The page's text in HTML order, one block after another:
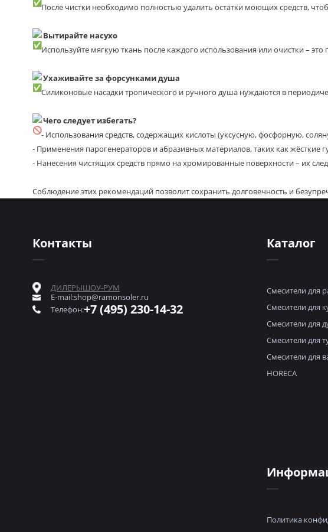
После чистки необходимо полностью удалить остатки моющих средств,
Вытирайте насухо
Используйте мягкую ткань после каждого использования или очистки –
Ухаживайте за форсунками душа
Силиконовые насадки тропического и ручного душа нуждаются в
Чего следует избегать?
- Использования средств, содержащих кислоты (уксусную, фосфорную,
- Применения парогенераторов и абразивных материалов, таких как жёсткие
- Нанесения чистящих средств прямо на хромированные поверхности – их
Соблюдение этих рекомендаций позволит сохранить долговечность и
Каталог
Смесители для
Смесители для
Смесители для
Смесители для
Смесители для
HORECA
Политика
Контакты
ДИЛЕРЫШОУ-РУМ
E-mail:shop@ramonsoler.ru
Телефон:+7 (495) 230-14-32